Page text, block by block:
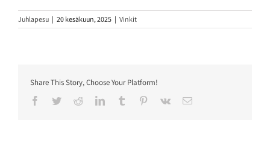
Juhlapesu | 20 kesäkuun, 2025 | Vinkit
Share This Story, Choose Your Platform!
Facebook
TwitterRedditLinkedInTumblr Pinterest
Vk Sähköposti